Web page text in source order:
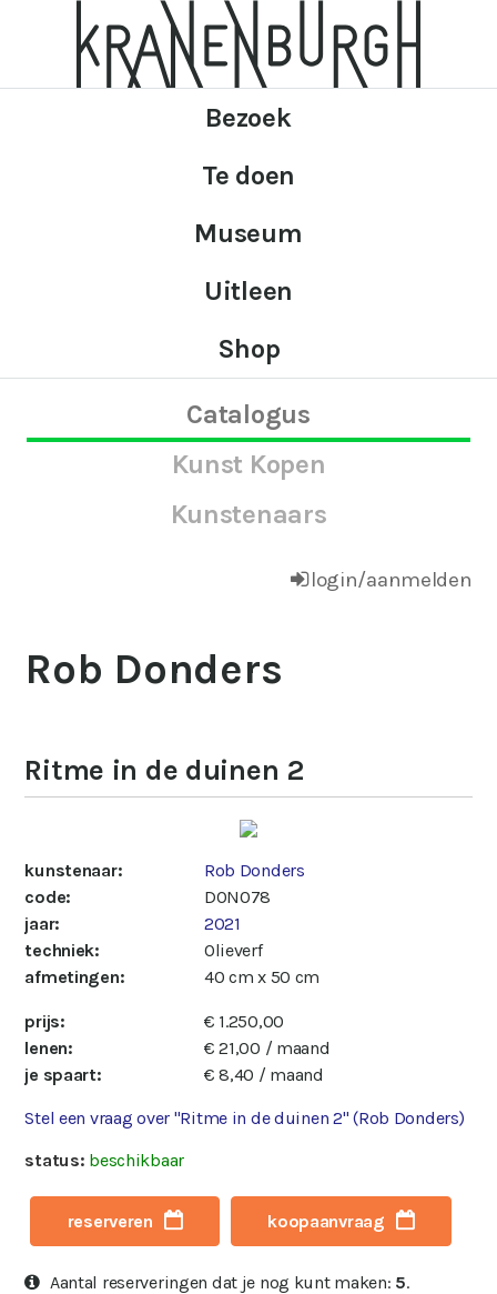
Bezoek
Te doen
Museum
Uitleen
Shop
Catalogus
Kunst Kopen
Kunstenaars
login/aanmelden
Rob Donders
Ritme in de duinen 2
kunstenaar:
Rob Donders
code:
DON078
jaar:
2021
techniek:
Olieverf
afmetingen:
40 cm x 50 cm
prijs:
€ 1.250,00
lenen:
€ 21,00 / maand
je spaart:
€ 8,40 / maand
Stel een vraag over "Ritme in de duinen 2" (Rob Donders)
status: beschikbaar
reserveren koopaanvraag
Aantal reserveringen dat je nog kunt maken: 5.